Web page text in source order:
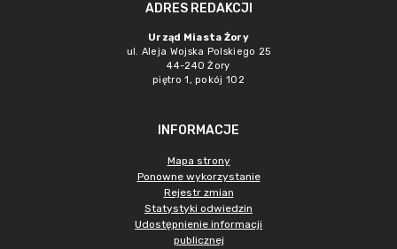
ADRES REDAKCJI
Urząd Miasta Żory
ul. Aleja Wojska Polskiego 25
44-240 Żory
piętro 1, pokój 102
INFORMACJE
Mapa strony
Ponowne wykorzystanie
Rejestr zmian
Statystyki odwiedzin
Udostępnienie informacji
publicznej